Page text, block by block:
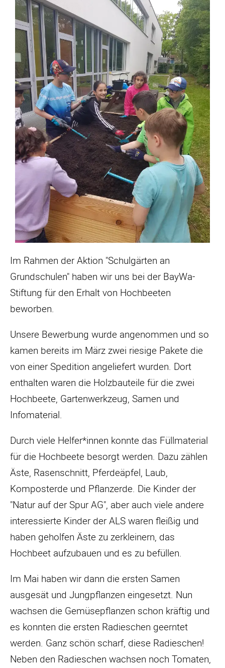
Im Rahmen der Aktion "Schulgärten an
Grundschulen" haben wir uns bei der BayWa-
Stiftung für den Erhalt von Hochbeeten
beworben.
Unsere Bewerbung wurde angenommen und so
kamen bereits im März zwei riesige Pakete die
von einer Spedition angeliefert wurden. Dort
enthalten waren die Holzbauteile für die zwei
Hochbeete, Gartenwerkzeug, Samen und
Infomaterial.
Durch viele Helfer*innen konnte das Füllmaterial
für die Hochbeete besorgt werden. Dazu zählen
Äste, Rasenschnitt, Pferdeäpfel, Laub,
Komposterde und Pflanzerde. Die Kinder der
"Natur auf der Spur AG", aber auch viele andere
interessierte Kinder der ALS waren fleißig und
haben geholfen Äste zu zerkleinern, das
Hochbeet aufzubauen und es zu befüllen.
Im Mai haben wir dann die ersten Samen
ausgesät und Jungpflanzen eingesetzt. Nun
wachsen die Gemüsepflanzen schon kräftig und
es konnten die ersten Radieschen geerntet
werden. Ganz schön scharf, diese Radieschen!
Neben den Radieschen wachsen noch Tomaten,